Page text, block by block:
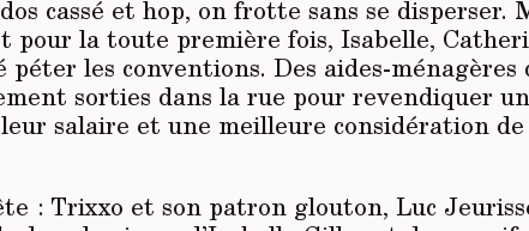
cassé et hop, on frotte sans se disperser.
pour la toute première fois, Isabelle,
péter les conventions. Des aides-
sorties dans la rue pour revendiquer
salaire et une meilleure considération
: Trixxo et son patron glouton, Luc